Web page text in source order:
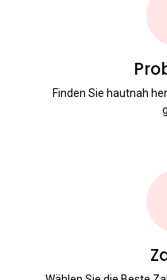
Finden Sie hautnah